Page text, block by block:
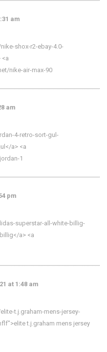
am
shox-r2-ebay-4.0-
<a
nike-air-max-90
am
4-retro-sort-gul-
a> <a
1
pm
superstar-all-white-billig-
a> <a
at 1:48 am
t.j.graham-mens-jersey-
t.j.graham mens jersey